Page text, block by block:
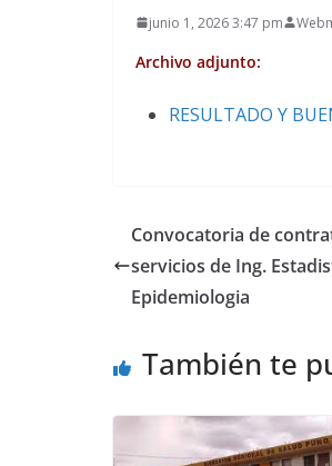
junio 1, 2026 3:47 pm
Archivo adjunto:
RESULTADO Y
Convocatoria de
servicios de Ing.
Epidemiologia
También te